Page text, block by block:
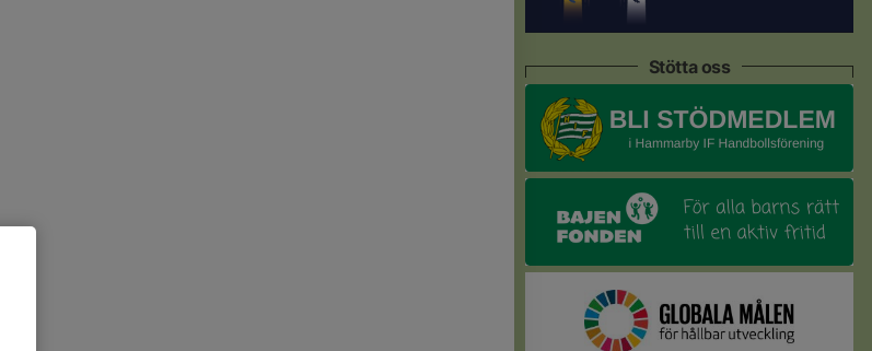
Stötta oss